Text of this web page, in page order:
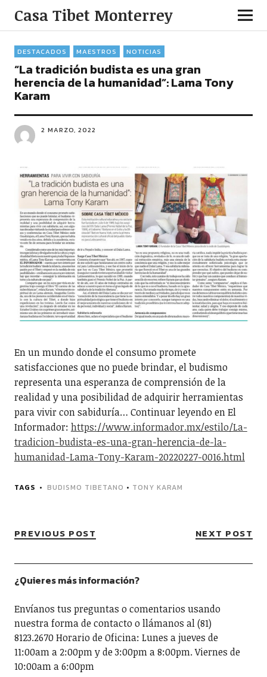
Casa Tibet Monterrey
DESTACADOS MAESTROS NOTICIAS
“La tradición budista es una gran
herencia de la humanidad”: Lama Tony
Karam
2 MARZO, 2022
En un mundo donde el consumo promete
satisfacciones que no puede brindar, el budismo
representa una esperanza de comprensión de la
realidad y una posibilidad de adquirir herramientas
para vivir con sabiduría… Continuar leyendo en El
Informador: https://www.informador.mx/estilo/La-
tradicion-budista-es-una-gran-herencia-de-la-
humanidad-Lama-Tony-Karam-20220227-0016.html
TAGS BUDISMO TIBETANO • TONY KARAM
PREVIOUS POST NEXT POST
¿Quieres más información?
Envíanos tus preguntas o comentarios usando
nuestra forma de contacto o llámanos al (81)
8123.2670 Horario de Oficina: Lunes a jueves de
11:00am a 2:00pm y de 3:00pm a 8:00pm. Viernes de
10:00am a 6:00pm